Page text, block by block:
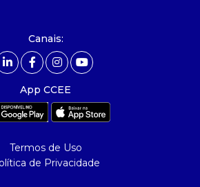
Canais:
App CCEE
Termos de Uso
de Privacidade